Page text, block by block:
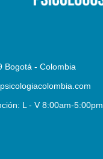
Bogotá - Colombia
L - V 8:00am-5:00pm